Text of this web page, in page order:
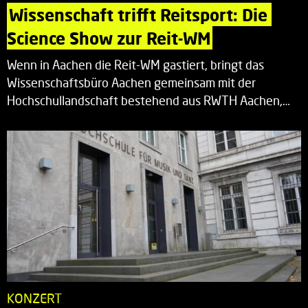
Wissenschaft trifft Reitsport: Die
Science Show zur Reit-WM
Wenn in Aachen die Reit-WM gastiert, bringt das
Wissenschaftsbüro Aachen gemeinsam mit der
Hochschullandschaft bestehend aus RWTH Aachen,…
KONZERT